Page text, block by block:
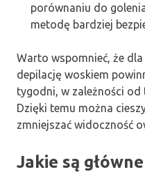
porównaniu do
metodę bardziej
Warto wspomnieć, że
depilację woskiem
tygodni, w zależności od
Dzięki temu można
zmniejszać widoczność
Jakie są